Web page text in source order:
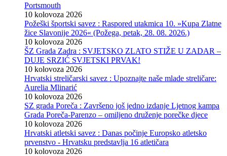
Portsmouth
10 kolovoza 2026
Požeški športski savez : Raspored utakmica 10. »Kupa Zlatne
žice Slavonije 2026« (Požega, petak, 28. 08. 2026.)
10 kolovoza 2026
ŠZ Grada Zadra : SVJETSKO ZLATO STIŽE U ZADAR –
DUJE SRZIĆ SVJETSKI PRVAK!
10 kolovoza 2026
Hrvatski streličarski savez : Upoznajte naše mlade streličare:
Aurelia Mlinarić
10 kolovoza 2026
SZ grada Poreča : Završeno još jedno izdanje Ljetnog kampa
Grada Poreča-Parenzo – omiljeno druženje porečke djece
10 kolovoza 2026
Hrvatski atletski savez : Danas počinje Europsko atletsko
prvenstvo - Hrvatsku predstavlja 16 atletičara
10 kolovoza 2026